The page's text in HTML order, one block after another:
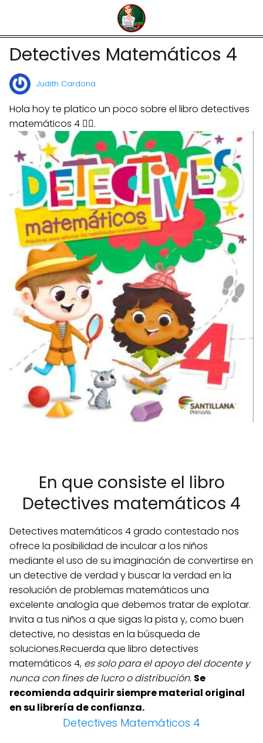
Detectives Matemáticos 4
Judith Cardona
Hola hoy te platico un poco sobre el libro detectives
matemáticos 4 🙋‍♀️.
En que consiste el libro
Detectives matemáticos 4
Detectives matemáticos 4 grado contestado nos
ofrece la posibilidad de inculcar a los niños
mediante el uso de su imaginación de convertirse en
un detective de verdad y buscar la verdad en la
resolución de problemas matemáticos una
excelente analogía que debemos tratar de explotar.
Invita a tus niños a que sigas la pista y, como buen
detective, no desistas en la búsqueda de
soluciones.Recuerda que libro detectives
matemáticos 4, es solo para el apoyo del docente y
nunca con fines de lucro o distribución. Se
recomienda adquirir siempre material original
en su librería de confianza.
Detectives Matemáticos 4